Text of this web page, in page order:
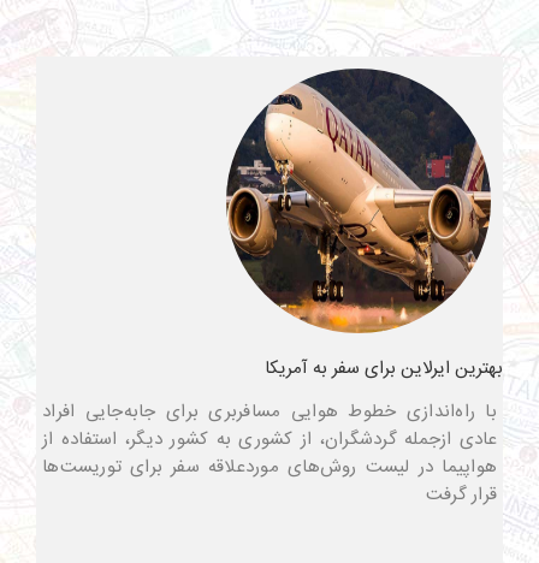
بهترین ایرلاین برای سفر به آمریکا
با راه‌اندازی خطوط هوایی مسافربری برای جابه‌جایی افراد
عادی ازجمله گردشگران، از کشوری به کشور دیگر، استفاده از
هواپیما در لیست روش‌های موردعلاقه سفر برای توریست‌ها
قرار گرفت